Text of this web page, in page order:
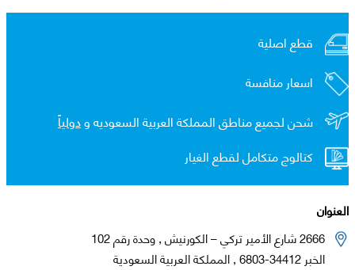
قطع اصلية
اسعار منافسة
شحن لجميع مناطق المملكة العربية السعوديه ودولياً
كتالوج متكامل لقطع الغيار
العنوان
2666 شارع الأمير تركي – الكورنيش , وحدة رقم 102
الخبر 34412-6803 , المملكة العربية السعودية